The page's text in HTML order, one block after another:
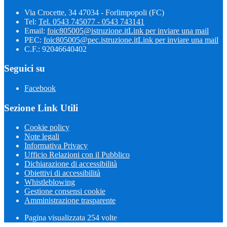
Via Crocette, 34 47034 - Forlimpopoli (FC)
Tel: Tel. 0543 745077 - 0543 743141
Email: foic805005@istruzione.itLink per inviare una mail
PEC: foic805005@pec.istruzione.itLink per inviare una mail
C.F.: 92046640402
Seguici su
Facebook
Sezione Link Utili
Cookie policy
Note legali
Informativa Privacy
Ufficio Relazioni con il Pubblico
Dichiarazione di accessibilità
Obiettivi di accessibilità
Whistleblowing
Gestione consensi cookie
Amministrazione trasparente
Pagina visualizzata 254 volte